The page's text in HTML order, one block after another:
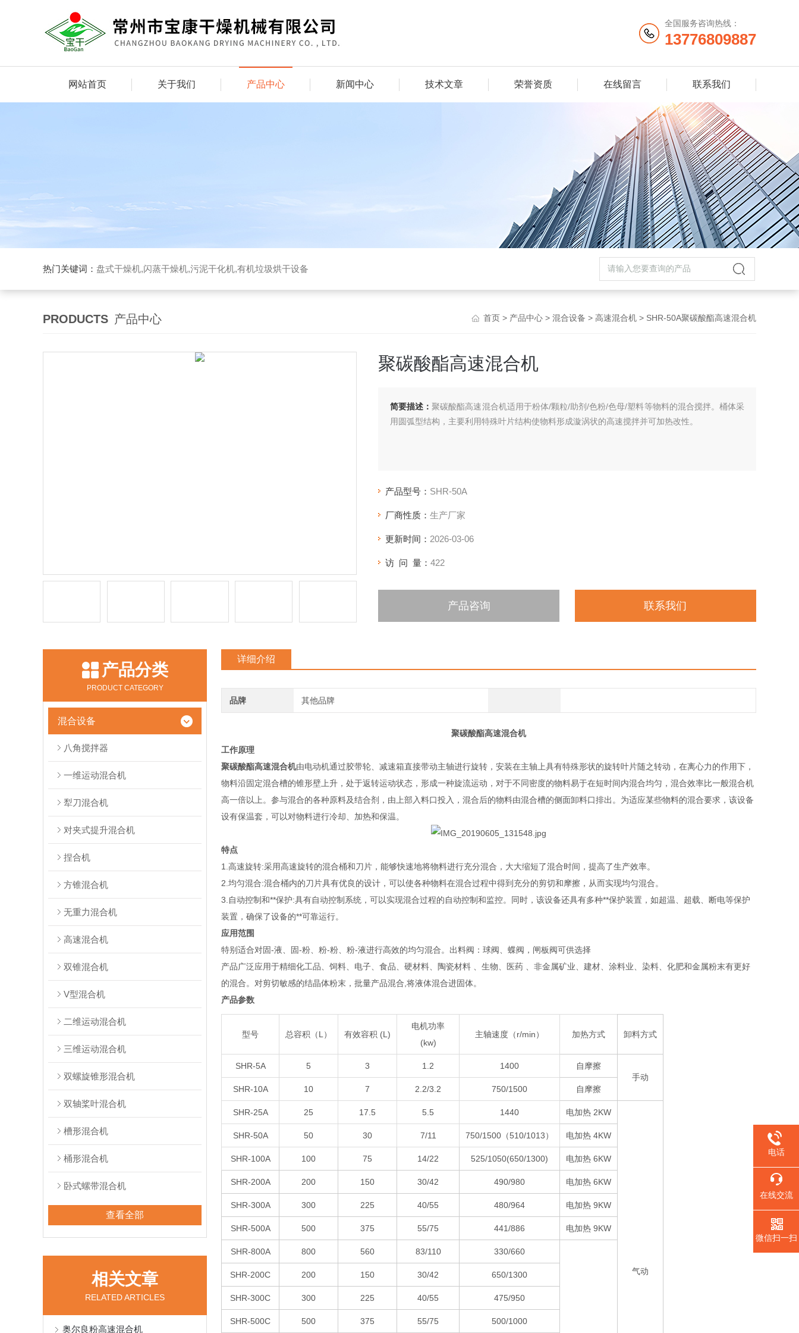
全国服务咨询热线：
13776809887
网站首页 关于我们 产品中心 新闻中心 技术文章 荣誉资质 在线留言 联系我们
热门关键词： 盘式干燥机,闪蒸干燥机,污泥干化机,有机垃圾烘干设备
PRODUCTS 产品中心 首页 > 产品中心 > 混合设备 > 高速混合机 > SHR-50A聚碳酸酯高速混合机
聚碳酸酯高速混合机
简要描述：聚碳酸酯高速混合机适用于粉体/颗粒/助剂/色粉/色母/塑料等物料的混合搅拌。桶体采
用圆弧型结构，主要利用特殊叶片结构使物料形成漩涡状的高速搅拌并可加热改性。
产品型号： SHR-50A
厂商性质： 生产厂家
更新时间： 2026-03-06
访 问 量： 422
产品咨询 联系我们
产品分类
PRODUCT CATEGORY
混合设备
八角搅拌器
一维运动混合机
犁刀混合机
对夹式提升混合机
捏合机
方锥混合机
无重力混合机
高速混合机
双锥混合机
V型混合机
二维运动混合机
三维运动混合机
双螺旋锥形混合机
双轴桨叶混合机
槽形混合机
桶形混合机
卧式螺带混合机
查看全部
相关文章
RELATED ARTICLES
奥尔良粉高速混合机
详细介绍
品牌 其他品牌
聚碳酸酯高速混合机
工作原理
聚碳酸酯高速混合机由电动机通过胶带轮、减速箱直接带动主轴进行旋转，安装在主轴上具有特殊形状的旋转叶片随之转动，在离心力的作用下，
物料沿固定混合槽的锥形壁上升，处于返转运动状态，形成一种旋流运动，对于不同密度的物料易于在短时间内混合均匀，混合效率比一般混合机
高一倍以上。参与混合的各种原料及结合剂，由上部入料口投入，混合后的物料由混合槽的侧面卸料口排出。为适应某些物料的混合要求，该设备
设有保温套，可以对物料进行冷却、加热和保温。
特点
1.高速旋转:采用高速旋转的混合桶和刀片，能够快速地将物料进行充分混合，大大缩短了混合时间，提高了生产效率。
2.均匀混合:混合桶内的刀片具有优良的设计，可以使各种物料在混合过程中得到充分的剪切和摩擦，从而实现均匀混合。
3.自动控制和**保护:具有自动控制系统，可以实现混合过程的自动控制和监控。同时，该设备还具有多种**保护装置，如超温、超载、断电等保护
装置，确保了设备的**可靠运行。
应用范围
特别适合对固-液、固-粉、粉-粉、粉-液进行高效的均匀混合。出料阀：球阀、蝶阀，闸板阀可供选择
产品广泛应用于精细化工品、饲料、电子、食品、硬材料、陶瓷材料 、生物、医药 、非金属矿业、建材、涂料业、染料、化肥和金属粉末有更好
的混合。对剪切敏感的结晶体粉末，批量产品混合,将液体混合进固体。
产品参数
型号 总容积（L） 有效容积 (L)
电机功率
(kw)
主轴速度（r/min） 加热方式 卸料方式
SHR-5A 5 3 1.2 1400
自摩擦
手动
SHR-10A
10 7 2.2/3.2 750/1500 自摩擦
SHR-25A 25 17.5 5.5 1440 电加热 2KW
气动
SHR-50A 50 30 7/11 750/1500（510/1013） 电加热 4KW
SHR-100A 100 75 14/22 525/1050(650/1300) 电加热 6KW
SHR-200A 200 150 30/42 490/980 电加热 6KW
SHR-300A 300 225 40/55 480/964 电加热 9KW
SHR-500A 500 375 55/75 441/886 电加热 9KW
SHR-800A 800 560 83/110 330/660
SHR-200C 200 150 30/42 650/1300
SHR-300C 300 225 40/55 475/950
SHR-500C 500 375 55/75 500/1000
电话
在线交流
微信扫一扫